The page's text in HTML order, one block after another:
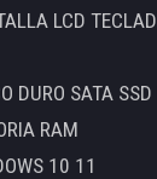
LCD
DURO SATA
RAM
10 11